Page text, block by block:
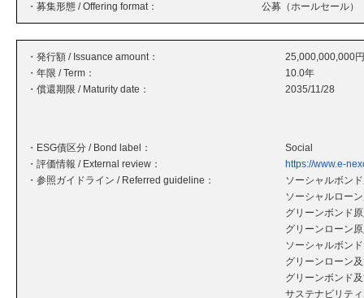
・募集形態 / Offering format：
公募（ホールセール）
・発行額 / Issuance amount：
25,000,000,000円
・年限 / Term：
10.0年
・償還期限 / Maturity date：
2035/11/28
・ESG債区分 / Bond label：
Social
・評価情報 / External review：
https://www.e-
・参照ガイドライン / Referred guideline：
ソーシャルボン
ソーシャルロー
グリーンボンド
グリーンローン
ソーシャルボン
グリーンローン
グリーンボンド
サステナビリテ